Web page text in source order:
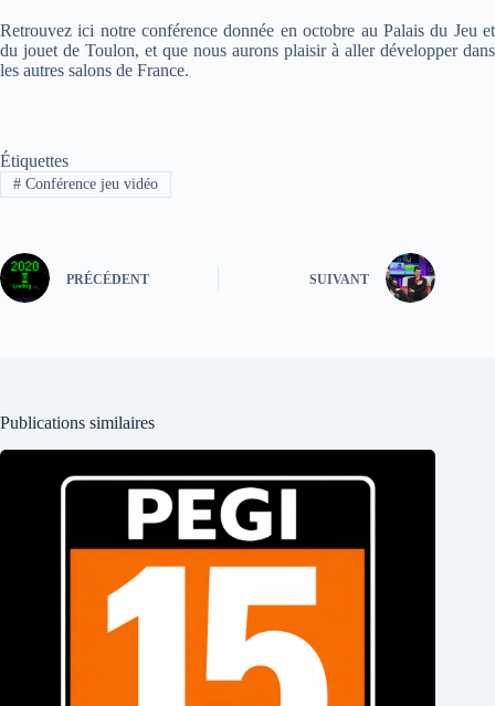
Retrouvez ici notre conférence donnée en octobre au Palais du Jeu et
du jouet de Toulon, et que nous aurons plaisir à aller développer dans
les autres salons de France.
Étiquettes
#Conférence jeu vidéo
PRÉCÉDENT SUIVANT
Publications similaires